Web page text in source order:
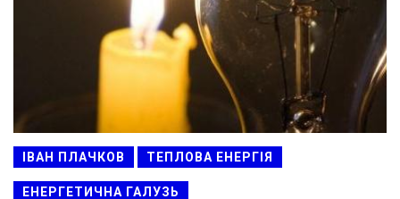
ІВАН ПЛАЧКОВ ТЕПЛОВА ЕНЕРГІЯ
ЕНЕРГЕТИЧНА ГАЛУЗЬ